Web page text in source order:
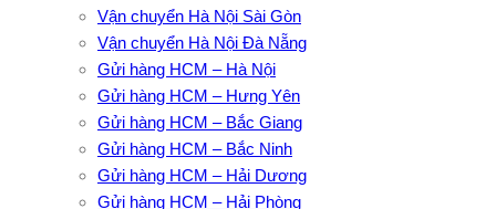
Vận chuyển Hà Nội Sài Gòn
Vận chuyển Hà Nội Đà Nẵng
Gửi hàng HCM – Hà Nội
Gửi hàng HCM – Hưng Yên
Gửi hàng HCM – Bắc Giang
Gửi hàng HCM – Bắc Ninh
Gửi hàng HCM – Hải Dương
Gửi hàng HCM – Hải Phòng